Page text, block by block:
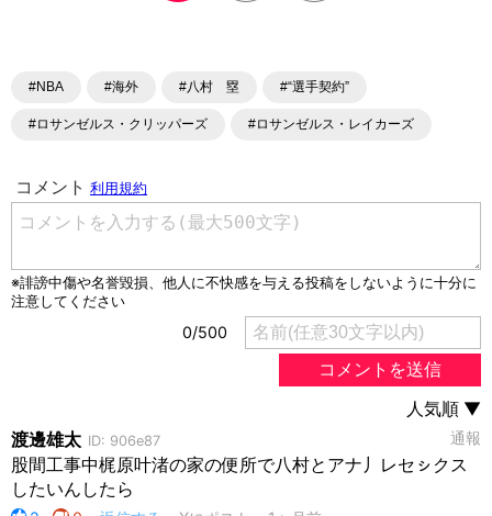
#NBA #海外 #八村 塁 #“選手契約”
#ロサンゼルス・クリッパーズ #ロサンゼルス・レイカーズ